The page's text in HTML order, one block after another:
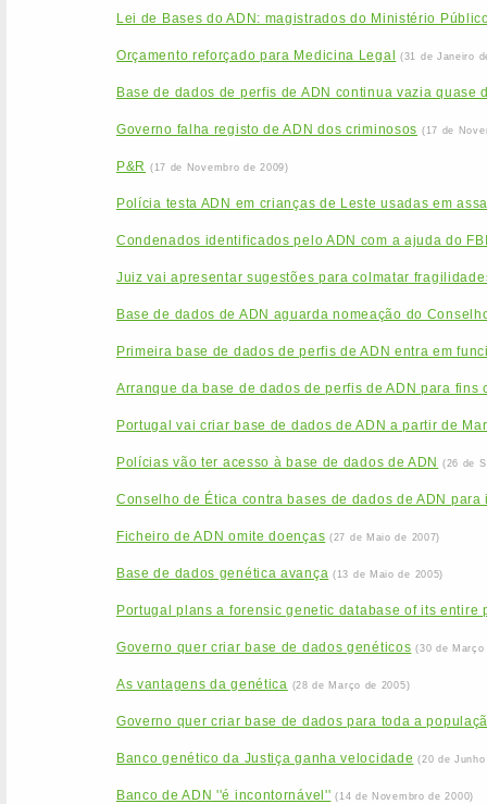
Lei de Bases do ADN: magistrados do Ministério
Orçamento reforçado para Medicina Legal (31 de Janeiro
Base de dados de perfis de ADN continua vazia quase
Governo falha registo de ADN dos criminosos (17 de
P&R (17 de Novembro de 2009)
Polícia testa ADN em crianças de Leste usadas em
Condenados identificados pelo ADN com a ajuda do
Juiz vai apresentar sugestões para colmatar
Base de dados de ADN aguarda nomeação do
Primeira base de dados de perfis de ADN entra em
Arranque da base de dados de perfis de ADN para
Portugal vai criar base de dados de ADN a partir de
Polícias vão ter acesso à base de dados de ADN (26 de
Conselho de Ética contra bases de dados de ADN
Ficheiro de ADN omite doenças (27 de Maio de 2007)
Base de dados genética avança (13 de Maio de 2005)
Portugal plans a forensic genetic database of its entire
Governo quer criar base de dados genéticos (30 de Março
As vantagens da genética (28 de Março de 2005)
Governo quer criar base de dados para toda a
Banco genético da Justiça ganha velocidade (20 de
Banco de ADN ''é incontornável'' (14 de Novembro de 2000)